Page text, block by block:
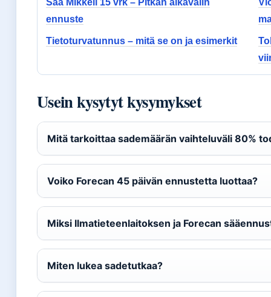
Sää Mikkeli 15 vrk – Pitkän aikavälin
ennuste
Tietoturvatunnus – mitä se on ja esimerkit
Usein kysytyt kysymykset
Mitä tarkoittaa sademäärän vaihteluväli 80%
Voiko Forecan 45 päivän ennustetta luottaa?
Miksi Ilmatieteenlaitoksen ja Forecan
Miten lukea sadetutkaa?